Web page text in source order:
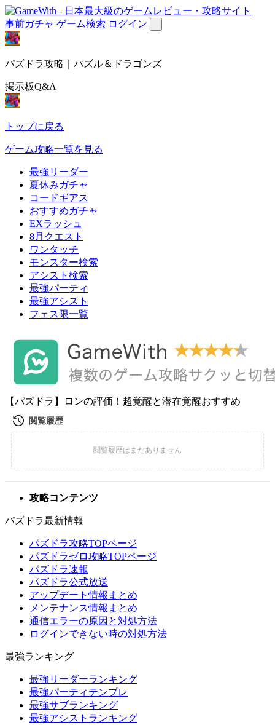
事前ガチャ ゲーム検索 ログイン
パズドラ攻略｜パズル＆ドラゴンズ
掲示板Q&A
トップに戻る
ゲーム攻略一覧を見る
最強リーダー
夏休みガチャ
コードギアス
おすすめガチャ
EXラッシュ
8月クエスト
ワンタッチ
モンスター検索
アシスト検索
最強パーティ
最強アシスト
フェス限一覧
【パズドラ】ロンの評価！超覚醒と潜在覚醒おすすめ
攻略コンテンツ
パズドラ最新情報
パズドラ攻略TOPページ
パズドラゼロ攻略TOPページ
パズドラ速報
パズドラ公式放送
アップデート情報まとめ
メンテナンス情報まとめ
通信エラーの原因と対処方法
ログインできない時の対処方法
最強ランキング
最強リーダーランキング
最強パーティテンプレ
最強サブランキング
最強アシストランキング